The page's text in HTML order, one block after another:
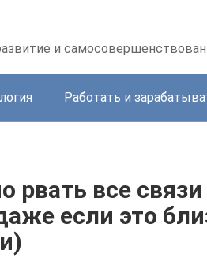
и
Работать и
рвать все
если это